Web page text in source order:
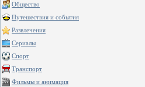
Общество
Путешествия и события
Развлечения
Сериалы
Спорт
Транспорт
Фильмы и анимация